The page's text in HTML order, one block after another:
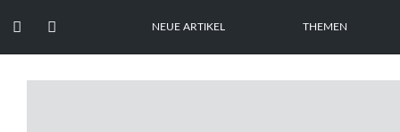
  NEUE ARTIKEL THEMEN